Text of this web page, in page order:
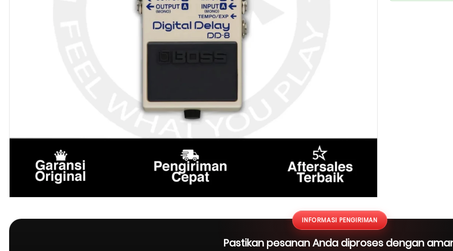
INFORMASI PENGIRIMAN
Pastikan pesanan Anda diproses dengan